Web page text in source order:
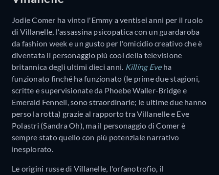
Jodie Comer ha vinto l'Emmy a ventisei anni per il ruolo
di Villanelle, l'assassina psicopatica con un guardaroba
da fashion week e un gusto per l'omicidio creativo che è
diventata il personaggio più cool della televisione
britannica degli ultimi dieci anni. Killing Eveha
funzionato finché ha funzionato (le prime due stagioni,
scritte e supervisionate da Phoebe Waller-Bridge e
Emerald Fennell, sono straordinarie; le ultime due hanno
perso la rotta) grazie al rapporto tra Villanelle e Eve
Polastri (Sandra Oh), ma il personaggio di Comer è
sempre stato quello con più potenziale narrativo
inesplorato.
Le origini russe di Villanelle, l'orfanotrofio, il